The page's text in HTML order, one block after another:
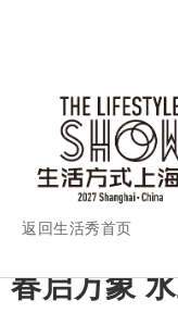
返回生活秀首页
春启万象